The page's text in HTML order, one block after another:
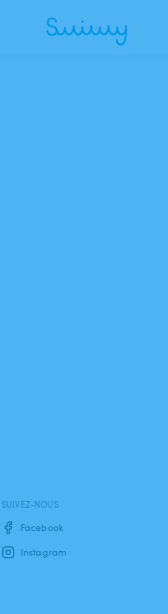
SUIVEZ-NOUS
Facebook
Instagram